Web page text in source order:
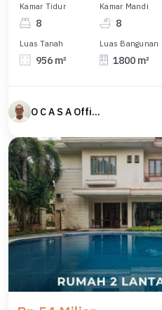
Kamar Tidur
8
Kamar Mandi
8
Luas Tanah
956 m²
Luas Bangunan
1800 m²
O C A S A Official property perfected